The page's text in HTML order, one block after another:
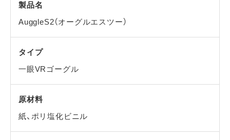
製品名
AuggleS2（オーグルエスツー）
タイプ
一眼VRゴーグル
原材料
紙、ポリ塩化ビニル